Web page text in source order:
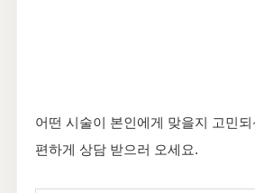
어떤 시술이 본인에게 맞을지 고민
편하게 상담 받으러 오세요.